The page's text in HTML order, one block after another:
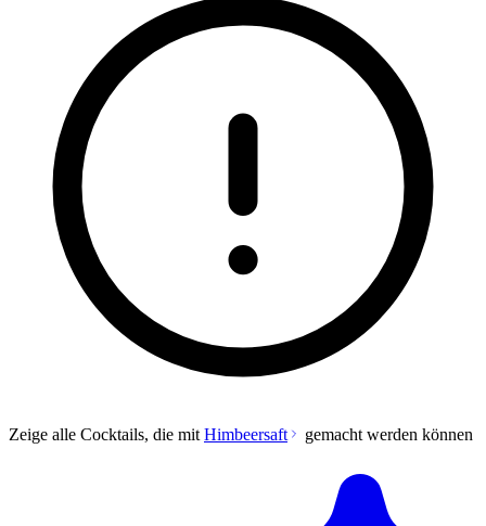
Zeige alle Cocktails, die mit Himbeersaft gemacht werden können